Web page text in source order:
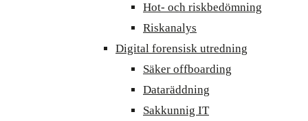
Hot- och riskbedömning
Riskanalys
Digital forensisk utredning
Säker offboarding
Dataräddning
Sakkunnig IT